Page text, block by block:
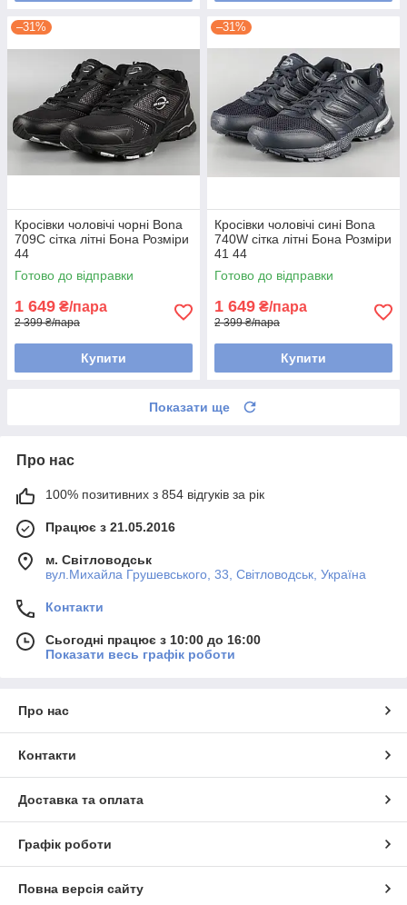
–31%
Кросівки чоловічі чорні Bona
709C сітка літні Бона Розміри
44
Готово до відправки
1 649 ₴/пара
2 399 ₴/пара
Купити
–31%
Кросівки чоловічі сині Bona
740W сітка літні Бона Розміри
41 44
Готово до відправки
1 649 ₴/пара
2 399 ₴/пара
Купити
Показати ще
Про нас
100% позитивних з 854 відгуків за рік
Працює з 21.05.2016
м. Світловодськ
вул.Михайла Грушевського, 33, Світловодськ, Україна
Контакти
Сьогодні працює з 10:00 до 16:00
Показати весь графік роботи
Про нас
Контакти
Доставка та оплата
Графік роботи
Повна версія сайту